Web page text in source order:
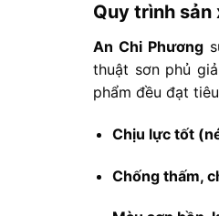
Quy trình sản
An Chi Phương
thuật sơn phủ
phẩm đều đạt tiêu
Chịu lực tốt (
Chống thấm,